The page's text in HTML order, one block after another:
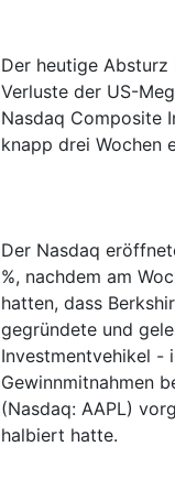
Der heutige
Verluste der US-
Nasdaq Composite
knapp drei Wochen
Der Nasdaq
%, nachdem am
hatten, dass
gegründete und
Investmentvehikel -
Gewinnmitnahmen
(Nasdaq: AAPL)
halbiert hatte.